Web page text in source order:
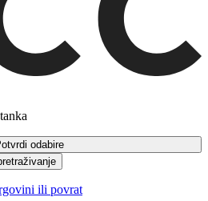
odabire
ili povrat